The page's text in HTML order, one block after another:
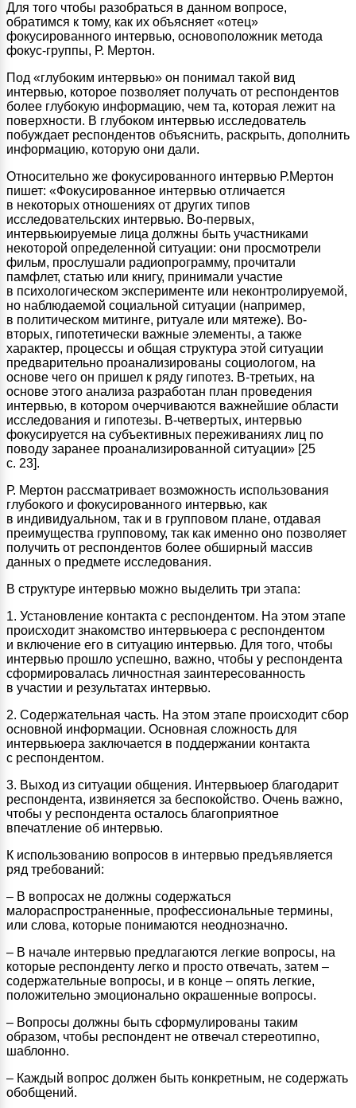
Для того чтобы разобраться в данном вопросе,
обратимся к тому, как их объясняет «отец»
фокусированного интервью, основоположник метода
фокус-группы, Р. Мертон.
Под «глубоким интервью» он понимал такой вид
интервью, которое позволяет получать от респондентов
более глубокую информацию, чем та, которая лежит на
поверхности. В глубоком интервью исследователь
побуждает респондентов объяснить, раскрыть, дополнить
информацию, которую они дали.
Относительно же фокусированного интервью Р.Мертон
пишет: «Фокусированное интервью отличается
в некоторых отношениях от других типов
исследовательских интервью. Во-первых,
интервьюируемые лица должны быть участниками
некоторой определенной ситуации: они просмотрели
фильм, прослушали радиопрограмму, прочитали
памфлет, статью или книгу, принимали участие
в психологическом эксперименте или неконтролируемой,
но наблюдаемой социальной ситуации (например,
в политическом митинге, ритуале или мятеже). Во-
вторых, гипотетически важные элементы, а также
характер, процессы и общая структура этой ситуации
предварительно проанализированы социологом, на
основе чего он пришел к ряду гипотез. В-третьих, на
основе этого анализа разработан план проведения
интервью, в котором очерчиваются важнейшие области
исследования и гипотезы. В-четвертых, интервью
фокусируется на субъективных переживаниях лиц по
поводу заранее проанализированной ситуации» [25
с. 23].
Р. Мертон рассматривает возможность использования
глубокого и фокусированного интервью, как
в индивидуальном, так и в групповом плане, отдавая
преимущества групповому, так как именно оно позволяет
получить от респондентов более обширный массив
данных о предмете исследования.
В структуре интервью можно выделить три этапа:
1. Установление контакта с респондентом. На этом этапе
происходит знакомство интервьюера с респондентом
и включение его в ситуацию интервью. Для того, чтобы
интервью прошло успешно, важно, чтобы у респондента
сформировалась личностная заинтересованность
в участии и результатах интервью.
2. Содержательная часть. На этом этапе происходит сбор
основной информации. Основная сложность для
интервьюера заключается в поддержании контакта
с респондентом.
3. Выход из ситуации общения. Интервьюер благодарит
респондента, извиняется за беспокойство. Очень важно,
чтобы у респондента осталось благоприятное
впечатление об интервью.
К использованию вопросов в интервью предъявляется
ряд требований:
– В вопросах не должны содержаться
малораспространенные, профессиональные термины,
или слова, которые понимаются неоднозначно.
– В начале интервью предлагаются легкие вопросы, на
которые респонденту легко и просто отвечать, затем –
содержательные вопросы, и в конце – опять легкие,
положительно эмоционально окрашенные вопросы.
– Вопросы должны быть сформулированы таким
образом, чтобы респондент не отвечал стереотипно,
шаблонно.
– Каждый вопрос должен быть конкретным, не содержать
обобщений.